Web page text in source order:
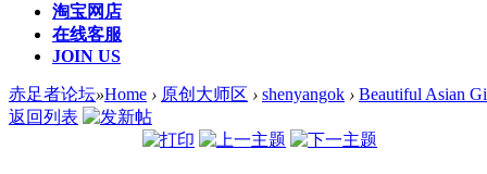
淘宝网店
在线客服
JOIN US
赤足者论坛»Home › 原创大师区 › shenyangok › Beautiful Asian
返回列表